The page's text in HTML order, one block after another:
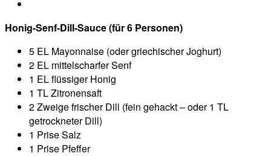
Honig-Senf-Dill-Sauce (für 6 Personen)
5 EL Mayonnaise (oder griechischer Joghurt)
2 EL mittelscharfer Senf
1 EL flüssiger Honig
1 TL Zitronensaft
2 Zweige frischer Dill (fein gehackt – oder 1 TL
getrockneter Dill)
1 Prise Salz
1 Prise Pfeffer